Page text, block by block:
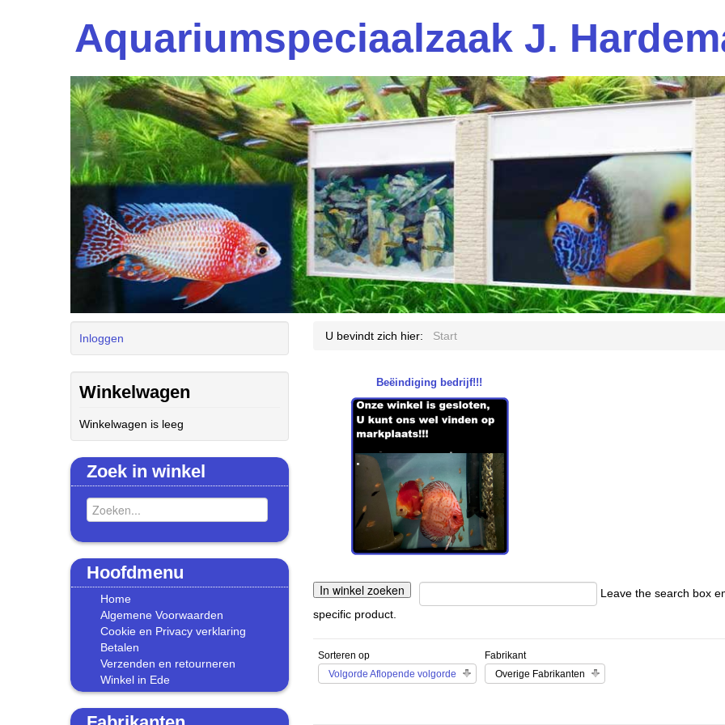
Aquariumspeciaalzaak J.
Inloggen
Winkelwagen
Winkelwagen is leeg
Zoek in winkel
Hoofdmenu
Home
Algemene Voorwaarden
Cookie en Privacy verklaring
Betalen
Verzenden en retourneren
Winkel in Ede
U bevindt zich hier: Start
Beëindiging bedrijf!!!
Leave the search box
specific product.
Sorteren op
Volgorde Aflopende volgorde
Fabrikant
Overige Fabrikanten